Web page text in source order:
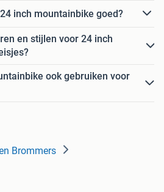
inch mountainbike goed?
en stijlen voor 24 inch
ook gebruiken voor
Brommers